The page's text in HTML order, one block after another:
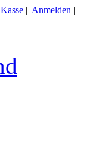
Kasse | Anmelden |